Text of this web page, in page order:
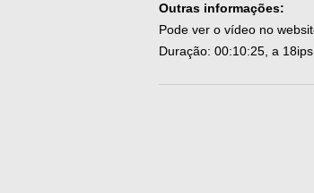
Outras informações:
Pode ver o vídeo no
Duração: 00:10:25, a 18ips